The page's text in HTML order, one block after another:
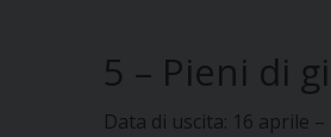
5 – Pieni di
Data di uscita: 16 aprile